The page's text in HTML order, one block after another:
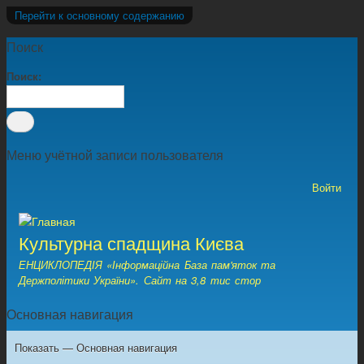
Перейти к основному содержанию
Поиск
Поиск
Меню учётной записи пользователя
Войти
Культурна спадщина Києва
ЕНЦИКЛОПЕДІЯ «Інформаційна База пам'яток та
Держполітики України». Сайт на 3,8 тис стор
Основная навигация
Показать — Основная навигация